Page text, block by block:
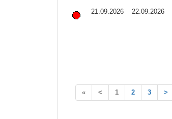
21.09.2026 22.09.2026
« < 1 2 3 >